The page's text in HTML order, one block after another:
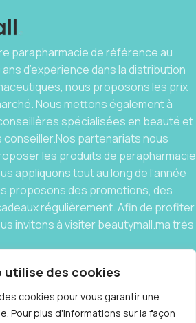
utilise des cookies
cookies pour vous garantir une
Pour plus d'informations sur la façon
parapharmacie de référence au
d’expérience dans la distribution
nous proposons les prix
Nous mettons également à
spécialisées en beauté et
conseiller.Nos partenariats nous
les produits de parapharmacie
appliquons tout au long de l’année
proposons des promotions, des
régulièrement. Afin de profiter
invitons à visiter beautymall.ma très